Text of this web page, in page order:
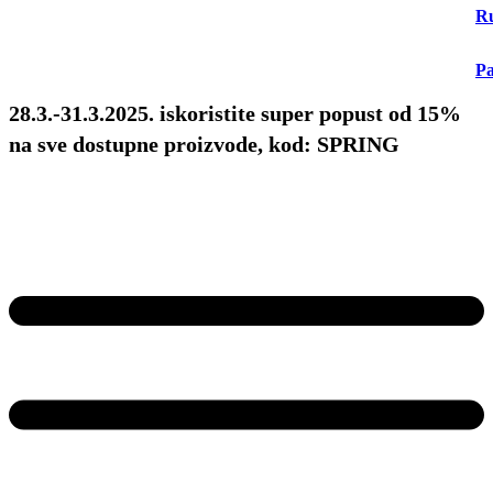
28.3.-31.3.2025. iskoristite super popust od 15%
na sve dostupne proizvode, kod: SPRING